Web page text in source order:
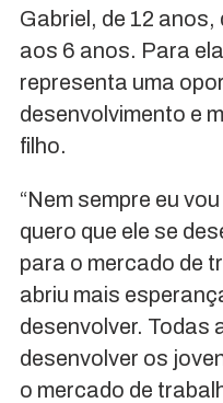
Gabriel, de 12
aos 6 anos. Para
representa uma
desenvolvimento e
filho.
“Nem sempre eu
quero que ele se
para o mercado de
abriu mais
desenvolver. Todas
desenvolver os
o mercado de